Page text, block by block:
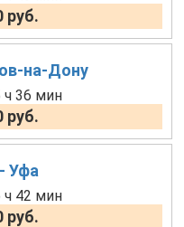
руб.
на-Дону
ч 36 мин
руб.
Уфа
ч 42 мин
руб.